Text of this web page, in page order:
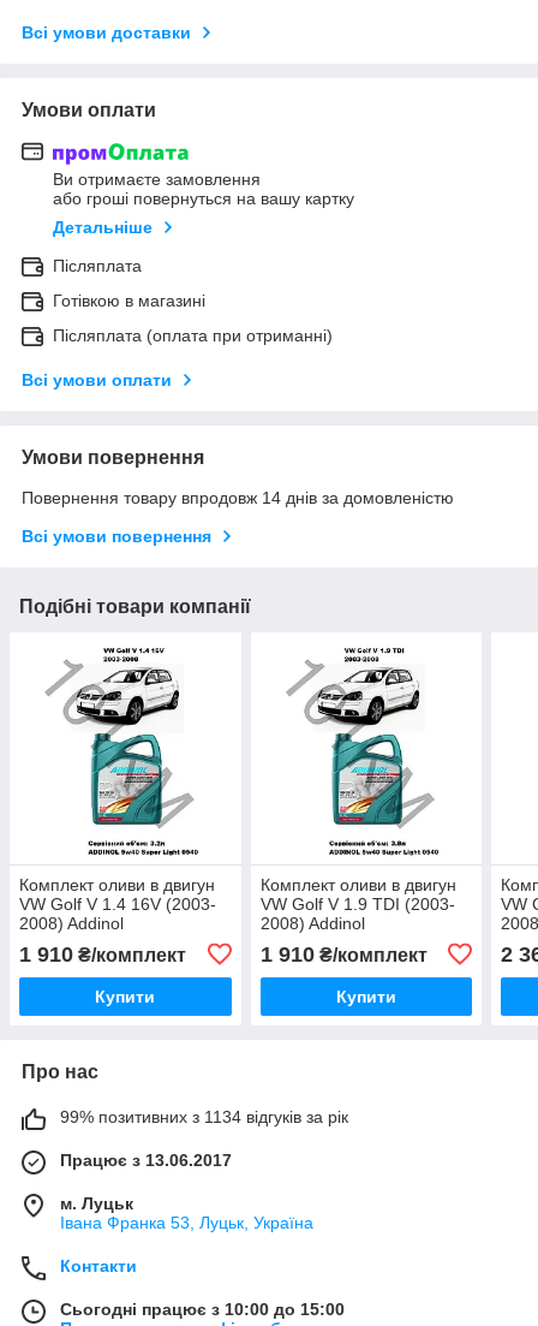
Всі умови доставки
Умови оплати
Ви отримаєте замовлення
або гроші повернуться на вашу картку
Детальніше
Післяплата
Готівкою в магазині
Післяплата (оплата при отриманні)
Всі умови оплати
Умови повернення
Повернення товару впродовж 14 днів за домовленістю
Всі умови повернення
Подібні товари компанії
Комплект оливи в двигун
VW Golf V 1.4 16V (2003-
2008) Addinol
1 910 ₴/комплект
Купити
Комплект оливи в двигун
VW Golf V 1.9 TDI (2003-
2008) Addinol
1 910₴/комплект
Купити
VW
2
Про нас
99% позитивних з 1134 відгуків за рік
Працює з 13.06.2017
м. Луцьк
Івана Франка 53, Луцьк, Україна
Контакти
Сьогодні працює з 10:00 до 15:00